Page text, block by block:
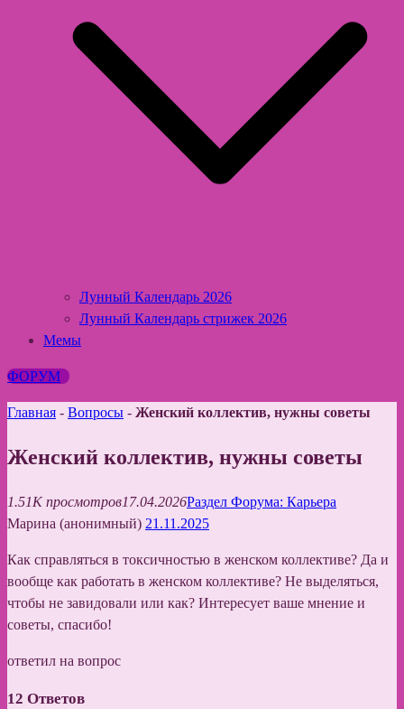
Лунный Календарь 2026
Лунный Календарь стрижек 2026
Мемы
ФОРУМ
Главная - Вопросы - Женский коллектив, нужны советы
Женский коллектив, нужны советы
1.51K просмотров17.04.2026Раздел Форума: Карьера
Марина (анонимный) 21.11.2025
Как справляться в токсичностью в женском коллективе? Да и
вообще как работать в женском коллективе? Не выделяться,
чтобы не завидовали или как? Интересует ваше мнение и
советы, спасибо!
ответил на вопрос
12 Ответов